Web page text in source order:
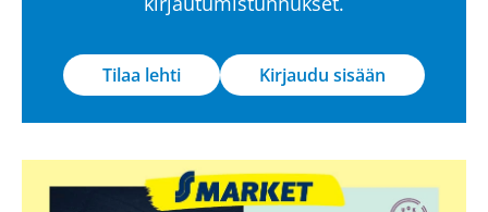
Tilaa lehti Kirjaudu sisään